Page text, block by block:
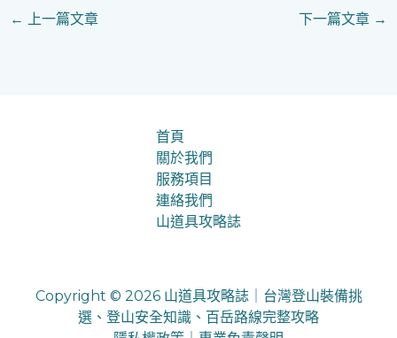
← 上一篇文章 下一篇文章 →
首頁
關於我們
服務項目
連絡我們
山道具攻略誌
Copyright © 2026 山道具攻略誌｜台灣登山裝備挑
選、登山安全知識、百岳路線完整攻略